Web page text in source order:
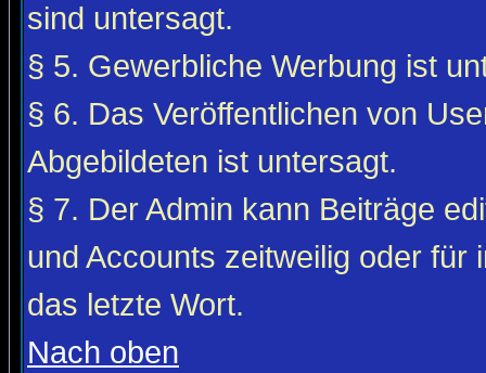
sind untersagt.
§ 5. Gewerbliche Werbung ist
§ 6. Das Veröffentlichen von
Abgebildeten ist untersagt.
§ 7. Der Admin kann Beiträge
und Accounts zeitweilig oder
das letzte Wort.
Nach oben